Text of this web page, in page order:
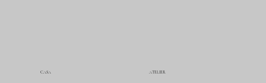
CASA ATELIER